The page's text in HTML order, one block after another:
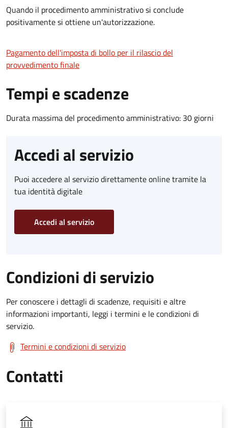
Quando il procedimento amministrativo si conclude
positivamente si ottiene un'autorizzazione.
Pagamento dell'imposta di bollo per il rilascio del
provvedimento finale
Tempi e scadenze
Durata massima del procedimento amministrativo: 30 giorni
Accedi al servizio
Puoi accedere al servizio direttamente online tramite la
tua identità digitale
Accedi al servizio
Condizioni di servizio
Per conoscere i dettagli di scadenze, requisiti e altre
informazioni importanti, leggi i termini e le condizioni di
servizio.
Termini e condizioni di servizio
Contatti